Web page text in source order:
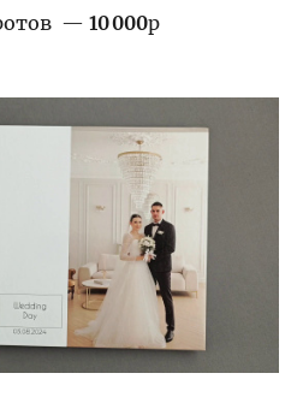
— 10 000р